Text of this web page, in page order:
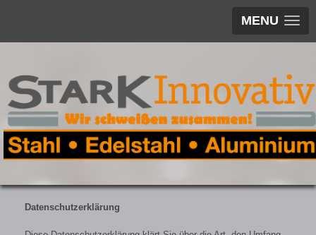
MENU
Datenschutzerklärung